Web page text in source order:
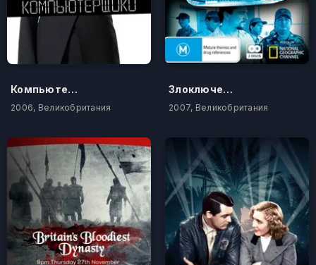
Компьютерщики
2006, Великобритания
Злоключения за границей
2007, Великобритания